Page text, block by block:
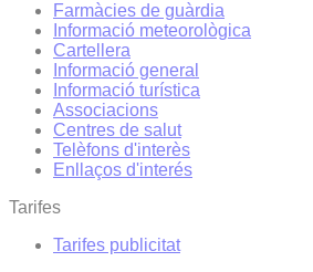
Farmàcies de guàrdia
Informació meteorològica
Cartellera
Informació general
Informació turística
Associacions
Centres de salut
Telèfons d'interès
Enllaços d'interés
Tarifes
Tarifes publicitat